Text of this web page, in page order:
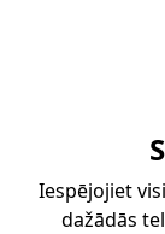
Iespējojiet
dažādās